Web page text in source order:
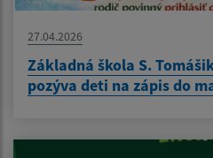
27.04.2026
Základná škola S.
pozýva deti na zápis do